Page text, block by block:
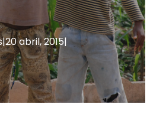
|20 abril, 2015|